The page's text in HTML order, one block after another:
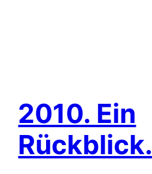
2010. Ein
Rückblick.